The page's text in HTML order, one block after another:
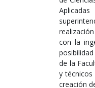
con la
de la
y técnicos
creación